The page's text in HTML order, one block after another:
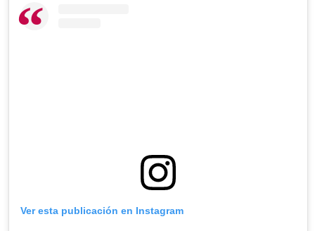
Ver esta publicación en Instagram